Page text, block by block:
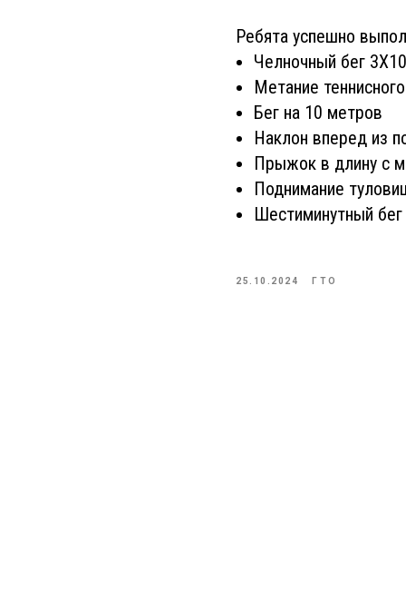
Ребята успешно
Челночный бег 3Х10
Метание
Бег на 10 метров
Наклон вперед из
Прыжок в длину с
Поднимание
Шестиминутный бег
25.10.2024 ГТО